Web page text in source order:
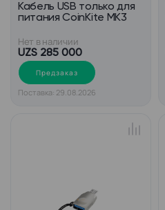
Кабель USB только для
питания CoinKite MK3
Нет в наличии
UZS 285 000
Предзаказ
Поставка: 29.08.2026